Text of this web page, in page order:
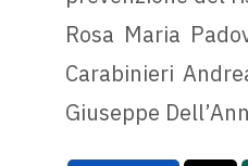
Rosa Maria
Carabinieri
Giuseppe